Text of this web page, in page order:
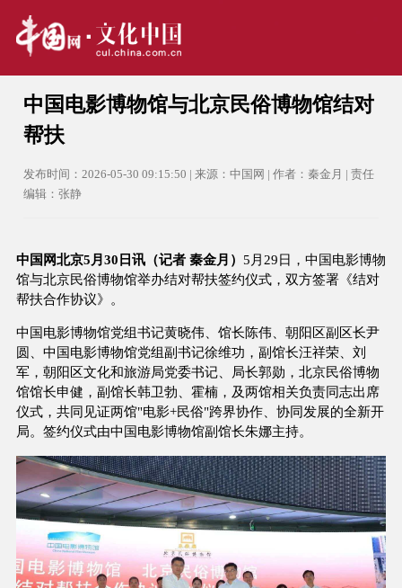
中国电影博物馆与北京民俗博物馆结对
帮扶
发布时间：2026-05-30 09:15:50 | 来源：中国网 | 作者：秦金月 | 责任
编辑：张静
中国网北京5月30日讯（记者 秦金月） 5月29日，中国电影博物
馆与北京民俗博物馆举办结对帮扶签约仪式，双方签署《结对
帮扶合作协议》。
中国电影博物馆党组书记黄晓伟、馆长陈伟、朝阳区副区长尹
圆、中国电影博物馆党组副书记徐维功，副馆长汪祥荣、刘
军，朝阳区文化和旅游局党委书记、局长郭勋，北京民俗博物
馆馆长申健，副馆长韩卫勃、霍楠，及两馆相关负责同志出席
仪式，共同见证两馆"电影+民俗"跨界协作、协同发展的全新开
局。签约仪式由中国电影博物馆副馆长朱娜主持。